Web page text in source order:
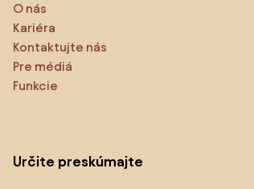
O nás
Kariéra
Kontaktujte nás
Pre médiá
Funkcie
Určite preskúmajte